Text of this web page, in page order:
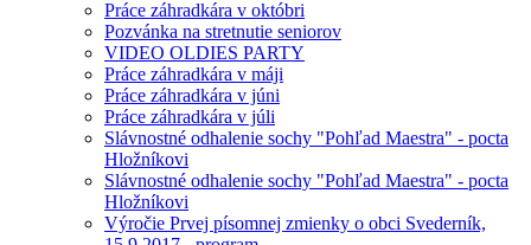
Práce záhradkára v októbri
Pozvánka na stretnutie seniorov
VIDEO OLDIES PARTY
Práce záhradkára v máji
Práce záhradkára v júni
Práce záhradkára v júli
Slávnostné odhalenie sochy "Pohľad Maestra" - pocta
Hložníkovi
Slávnostné odhalenie sochy "Pohľad Maestra" - pocta
Hložníkovi
Výročie Prvej písomnej zmienky o obci Svederník,